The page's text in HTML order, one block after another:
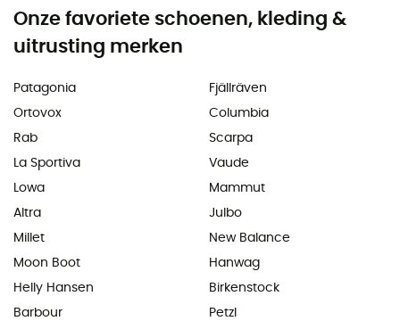
Onze favoriete schoenen, kleding &
uitrusting merken
Patagonia
Ortovox
Rab
La Sportiva
Lowa
Altra
Millet
Moon Boot
Helly Hansen
Barbour
Fjällräven
Columbia
Scarpa
Vaude
Mammut
Julbo
New Balance
Hanwag
Birkenstock
Petzl